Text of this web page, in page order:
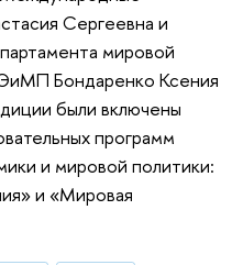
Сергеевна и
мировой
Бондаренко Ксения
были включены
программ
и мировой политики:
и «Мировая